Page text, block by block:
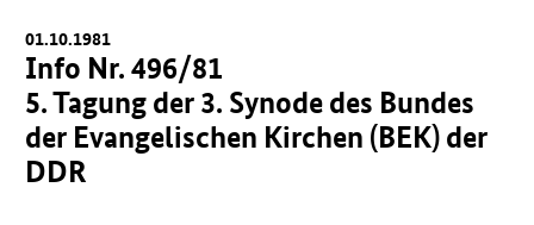
01.10.1981
Info Nr. 496/81
5. Tagung der 3. Synode des Bundes
der Evangelischen Kirchen (BEK) der
DDR